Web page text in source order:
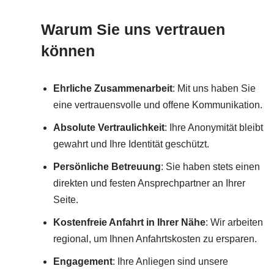
Warum Sie uns vertrauen
können
Ehrliche Zusammenarbeit: Mit uns haben Sie
eine vertrauensvolle und offene Kommunikation.
Absolute Vertraulichkeit: Ihre Anonymität bleibt
gewahrt und Ihre Identität geschützt.
Persönliche Betreuung: Sie haben stets einen
direkten und festen Ansprechpartner an Ihrer
Seite.
Kostenfreie Anfahrt in Ihrer Nähe: Wir arbeiten
regional, um Ihnen Anfahrtskosten zu ersparen.
Engagement: Ihre Anliegen sind unsere